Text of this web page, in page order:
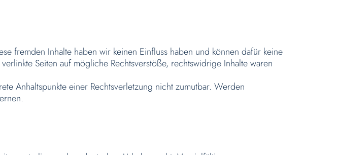
fremden Inhalte haben wir keinen Einfluss haben und können dafür keine
Seiten auf mögliche Rechtsverstöße, rechtswidrige Inhalte waren
Anhaltspunkte einer Rechtsverletzung nicht zumutbar. Werden